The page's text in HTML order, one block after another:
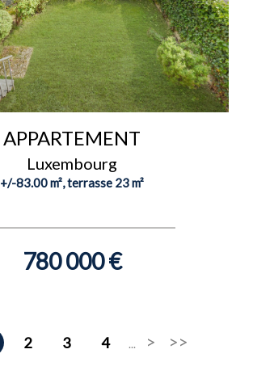
APPARTEMENT
Luxembourg
+/-83.00 m², terrasse 23 m²
780 000 €
2 3 4 ...